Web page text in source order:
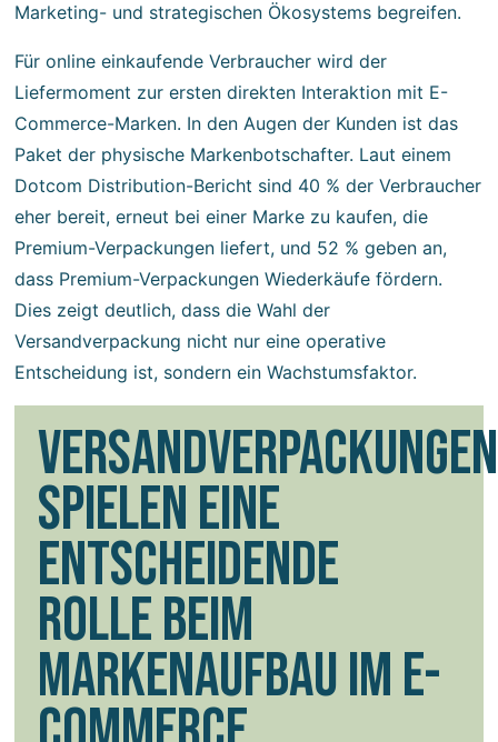
Marketing- und strategischen Ökosystems begreifen.
Für online einkaufende Verbraucher wird der
Liefermoment zur ersten direkten Interaktion mit E-
Commerce-Marken. In den Augen der Kunden ist das
Paket der physische Markenbotschafter. Laut einem
Dotcom Distribution-Bericht sind 40 % der Verbraucher
eher bereit, erneut bei einer Marke zu kaufen, die
Premium-Verpackungen liefert, und 52 % geben an,
dass Premium-Verpackungen Wiederkäufe fördern.
Dies zeigt deutlich, dass die Wahl der
Versandverpackung nicht nur eine operative
Entscheidung ist, sondern ein Wachstumsfaktor.
VERSANDVERPACKUNGEN
SPIELEN EINE
ENTSCHEIDENDE
ROLLE BEIM
MARKENAUFBAU IM E-